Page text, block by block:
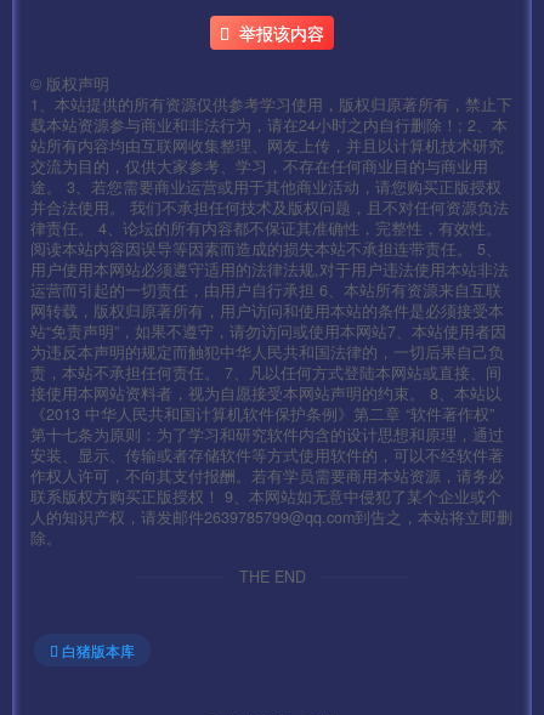
第七步:[7]M2Server
第八步:[8]开启列表
第久步:[9]开启盘古插件
——————— 客户端修改 ——————
安卓:assets\res
IOS:Payload\mir2-iOS.app\res
这里我们以安卓的为例用好压打开压缩包
找到\assets\res\project.manifest 修改里面的IP为你的IP，
举报该内容
© 版权声明
1、本站提供的所有资源仅供参考学习使用，版权归原著所有，禁止下
载本站资源参与商业和非法行为，请在24小时之内自行删除！; 2、本
站所有内容均由互联网收集整理、网友上传，并且以计算机技术研究
交流为目的，仅供大家参考、学习，不存在任何商业目的与商业用
途。 3、若您需要商业运营或用于其他商业活动，请您购买正版授权
并合法使用。 我们不承担任何技术及版权问题，且不对任何资源负法
律责任。 4、论坛的所有内容都不保证其准确性，完整性，有效性。
阅读本站内容因误导等因素而造成的损失本站不承担连带责任。 5、
用户使用本网站必须遵守适用的法律法规,对于用户违法使用本站非法
运营而引起的一切责任，由用户自行承担 6、本站所有资源来自互联
网转载，版权归原著所有，用户访问和使用本站的条件是必须接受本
站“免责声明”，如果不遵守，请勿访问或使用本网站7、本站使用者因
为违反本声明的规定而触犯中华人民共和国法律的，一切后果自己负
责，本站不承担任何责任。 7、凡以任何方式登陆本网站或直接、间
接使用本网站资料者，视为自愿接受本网站声明的约束。 8、本站以
《2013 中华人民共和国计算机软件保护条例》第二章 “软件著作权”
第十七条为原则：为了学习和研究软件内含的设计思想和原理，通过
安装、显示、传输或者存储软件等方式使用软件的，可以不经软件著
作权人许可，不向其支付报酬。若有学员需要商用本站资源，请务必
联系版权方购买正版授权！ 9、本网站如无意中侵犯了某个企业或个
人的知识产权，请发邮件2639785799@qq.com到告之，本站将立即删
除。
THE END
白猪版本库